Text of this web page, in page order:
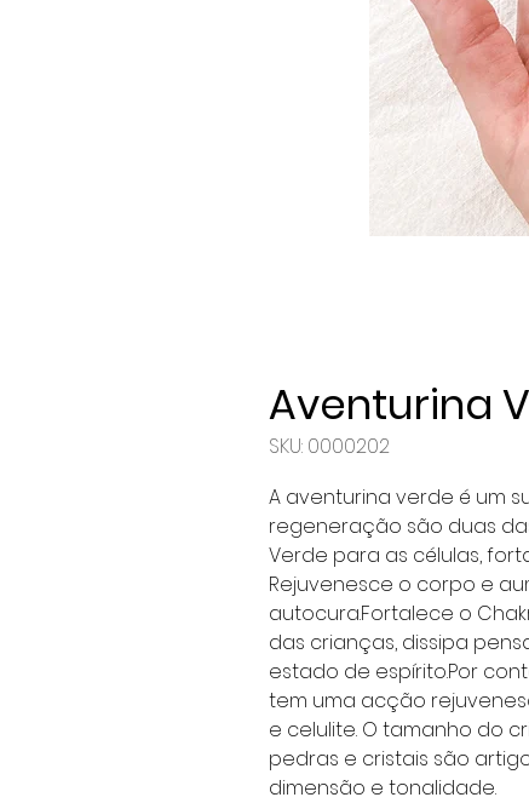
Aventurina
SKU: 0000202
A aventurina verde é um
regeneração são duas
Verde para as células,
Rejuvenesce o corpo e
autocura.Fortalece o
das crianças, dissipa
estado de espírito.Por
tem uma acção
e celulite. O tamanho do
pedras e cristais são
dimensão e tonalidade.